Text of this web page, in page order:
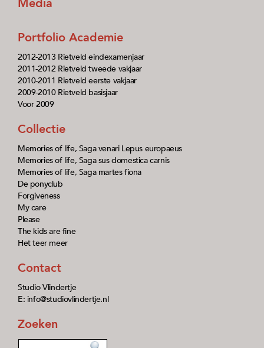
Media
Portfolio Academie
2012-2013 Rietveld eindexamenjaar
2011-2012 Rietveld tweede vakjaar
2010-2011 Rietveld eerste vakjaar
2009-2010 Rietveld basisjaar
Voor 2009
Collectie
Memories of life, Saga venari Lepus europaeus
Memories of life, Saga sus domestica carnis
Memories of life, Saga martes fiona
De ponyclub
Forgiveness
My care
Please
The kids are fine
Het teer meer
Contact
Studio Vlindertje
E: info@studiovlindertje.nl
Zoeken